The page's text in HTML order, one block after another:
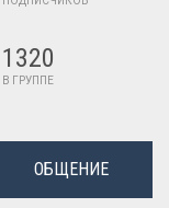
1320
В ГРУППЕ
ОБЩЕНИЕ